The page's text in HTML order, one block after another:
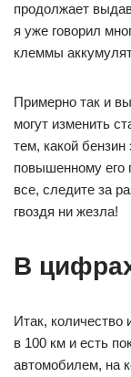
продолжает
я уже говорил
клеммы
Примерно так и
могут изменить
тем, какой бензин
повышенному его
все, следите за
гвоздя ни жезла!
В
Итак, количество
в 100 км и есть
автомобилем, на